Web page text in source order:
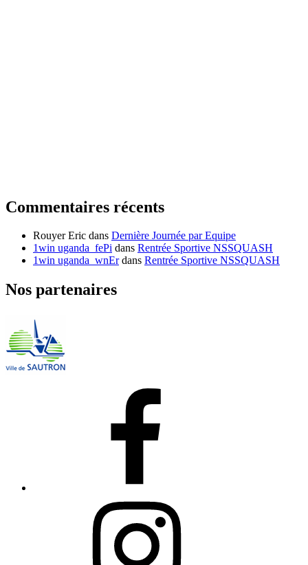
Commentaires récents
Rouyer Eric dans Dernière Journée par Equipe
1win uganda_fePi dans Rentrée Sportive NSSQUASH
1win uganda_wnErdans Rentrée Sportive NSSQUASH
Nos partenaires